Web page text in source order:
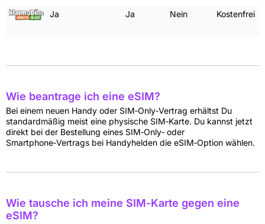
Ja Ja Nein Kostenfrei
Wie beantrage ich eine eSIM?
Bei einem neuen Handy oder SIM‑Only‑Vertrag erhältst Du
standardmäßig meist eine physische SIM‑Karte. Du kannst jetzt
direkt bei der Bestellung eines SIM‑Only‑ oder
Smartphone‑Vertrags bei Handyhelden die eSIM‑Option wählen.
Wie tausche ich meine SIM‑Karte gegen eine
eSIM?